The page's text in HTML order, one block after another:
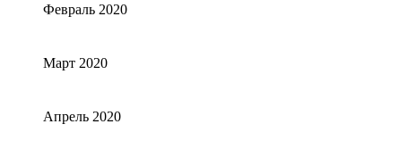
Февраль 2020
Март 2020
Апрель 2020